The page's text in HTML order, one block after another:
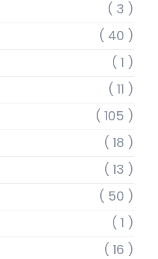
( 3 )
( 40 )
( 1 )
( 11 )
( 105 )
( 18 )
( 13 )
( 50 )
( 1 )
( 16 )